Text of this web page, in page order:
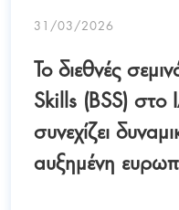
31/03/2026
Το διεθνές
Skills (BSS)
συνεχίζει
αυξημένη